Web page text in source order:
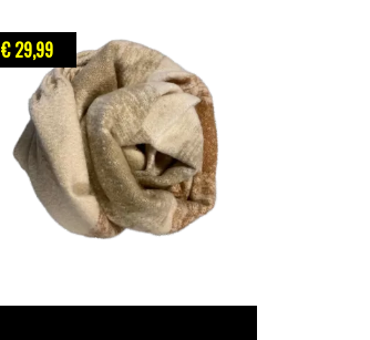
€ 29,99